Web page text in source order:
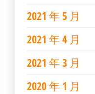
2021 年 5 月
2021 年 4 月
2021 年 3 月
2020 年 1 月